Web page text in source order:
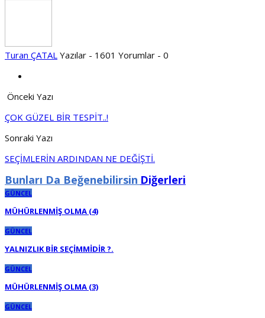
Turan ÇATAL Yazılar - 1601 Yorumlar - 0
Önceki Yazı
ÇOK GÜZEL BİR TESPİT..!
Sonraki Yazı
SEÇİMLERİN ARDINDAN NE DEĞİŞTİ.
Bunları Da Beğenebilirsin Diğerleri
GÜNCEL
MÜHÜRLENMİŞ OLMA (4)
GÜNCEL
YALNIZLIK BİR SEÇİMMİDİR ?.
GÜNCEL
MÜHÜRLENMİŞ OLMA (3)
GÜNCEL